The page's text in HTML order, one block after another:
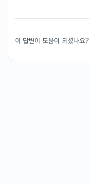
이 답변이 도움이 되셨나요?